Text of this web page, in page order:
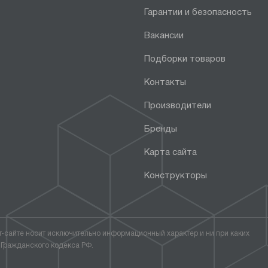
Гарантии и безопасность
Вакансии
Подборки товаров
Контакты
Производители
Бренды
Карта сайта
Конструкторы
носит исключительно информационный характер и ни при каких
кодекса РФ.